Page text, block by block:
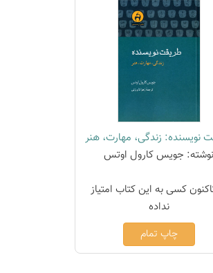
نویسنده: زندگی، مهارت، هنر
نوشته: جویس کارول اوتس
چاپ تمام